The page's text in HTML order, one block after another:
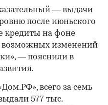
— выдачи
после июньского
кредиты на фоне
возможных изменений
— пояснили в
всего за семь
577 тыс.